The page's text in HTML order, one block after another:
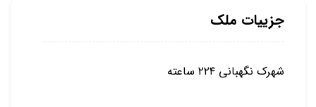
جزییات ملک
شهرک نگهبانی ۲۲۴ ساعته